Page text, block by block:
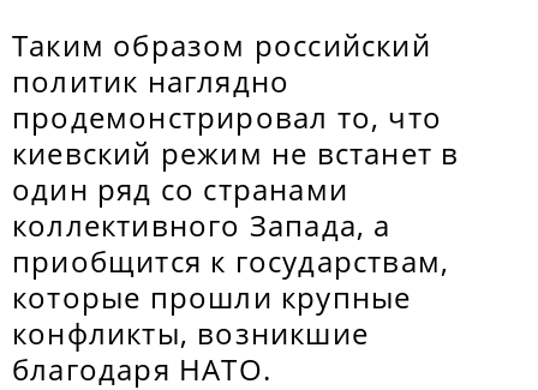
Таким образом российский
политик наглядно
продемонстрировал то, что
киевский режим не встанет в
один ряд со странами
коллективного Запада, а
приобщится к государствам,
которые прошли крупные
конфликты, возникшие
благодаря НАТО.